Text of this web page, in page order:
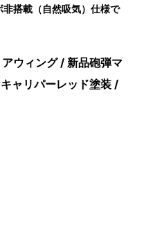
搭載（自然吸気）仕様で
ウィング / 新品砲弾マ
ャリパーレッド塗装 /